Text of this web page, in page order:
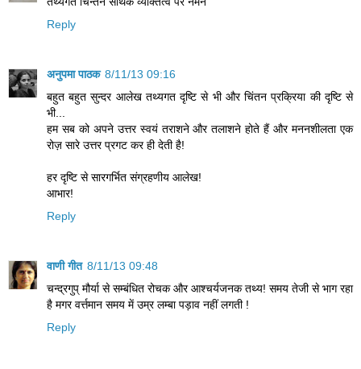
Reply
अनुपमा पाठक 8/11/13 09:16
बहुत बहुत सुन्दर आलेख तथ्यगत दृष्टि से भी और चिंतन प्रक्रिया की दृष्टि से
भी...
हम सब को अपने उत्तर स्वयं तराशने और तलाशने होते हैं और मननशीलता एक
रोज़ सारे उत्तर प्रगट कर ही देती है!
हर दृष्टि से सारगर्भित संग्रहणीय आलेख!
आभार!
Reply
वाणी गीत 8/11/13 09:48
चन्द्रगुप् मौर्या से सम्बंधित रोचक और आश्चर्यजनक तथ्य! समय तेजी से भाग रहा
है मगर वर्त्तमान समय में उम्र लम्बा पड़ाव नहीं लगती !
Reply